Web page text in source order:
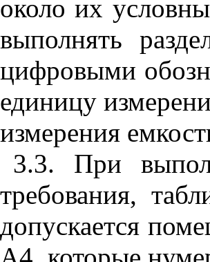
около их
выполнять
цифровыми
единицу
измерения
3.3. При
требования,
допускается